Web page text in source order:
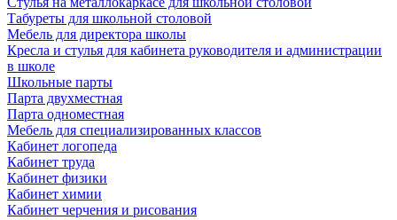
Табуреты для школьной столовой
Мебель для директора школы
Кресла и стулья для кабинета руководителя и администрации
в школе
Школьные парты
Парта двухместная
Парта одноместная
Мебель для специализированных классов
Кабинет логопеда
Кабинет труда
Кабинет физики
Кабинет химии
Кабинет черчения и рисования